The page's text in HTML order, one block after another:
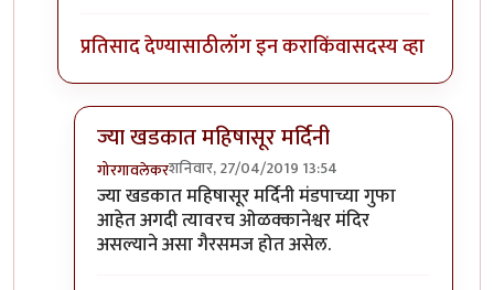
प्रतिसाद देण्यासाठीलॉग इन कराकिंवासदस्य व्हा
ज्या खडकात महिषासूर मर्दिनी
गोरगावलेकरशनिवार, 27/04/2019 13:54
In reply toबहुधा महाबलीपूरम (तामिळनाडू)
ज्या खडकात महिषासूर मर्दिनी मंडपाच्या गुफा
आहेत अगदी त्यावरच ओळक्कानेश्वर मंदिर
असल्याने असा गैरसमज होत असेल.